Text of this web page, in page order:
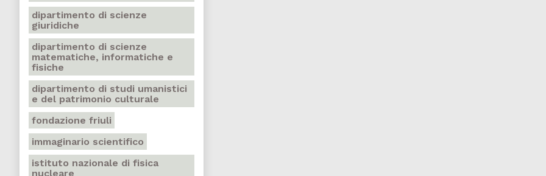
dipartimento di scienze
giuridiche
dipartimento di scienze
matematiche, informatiche e
fisiche
dipartimento di studi umanistici
e del patrimonio culturale
fondazione friuli
immaginario scientifico
istituto nazionale di fisica
nucleare